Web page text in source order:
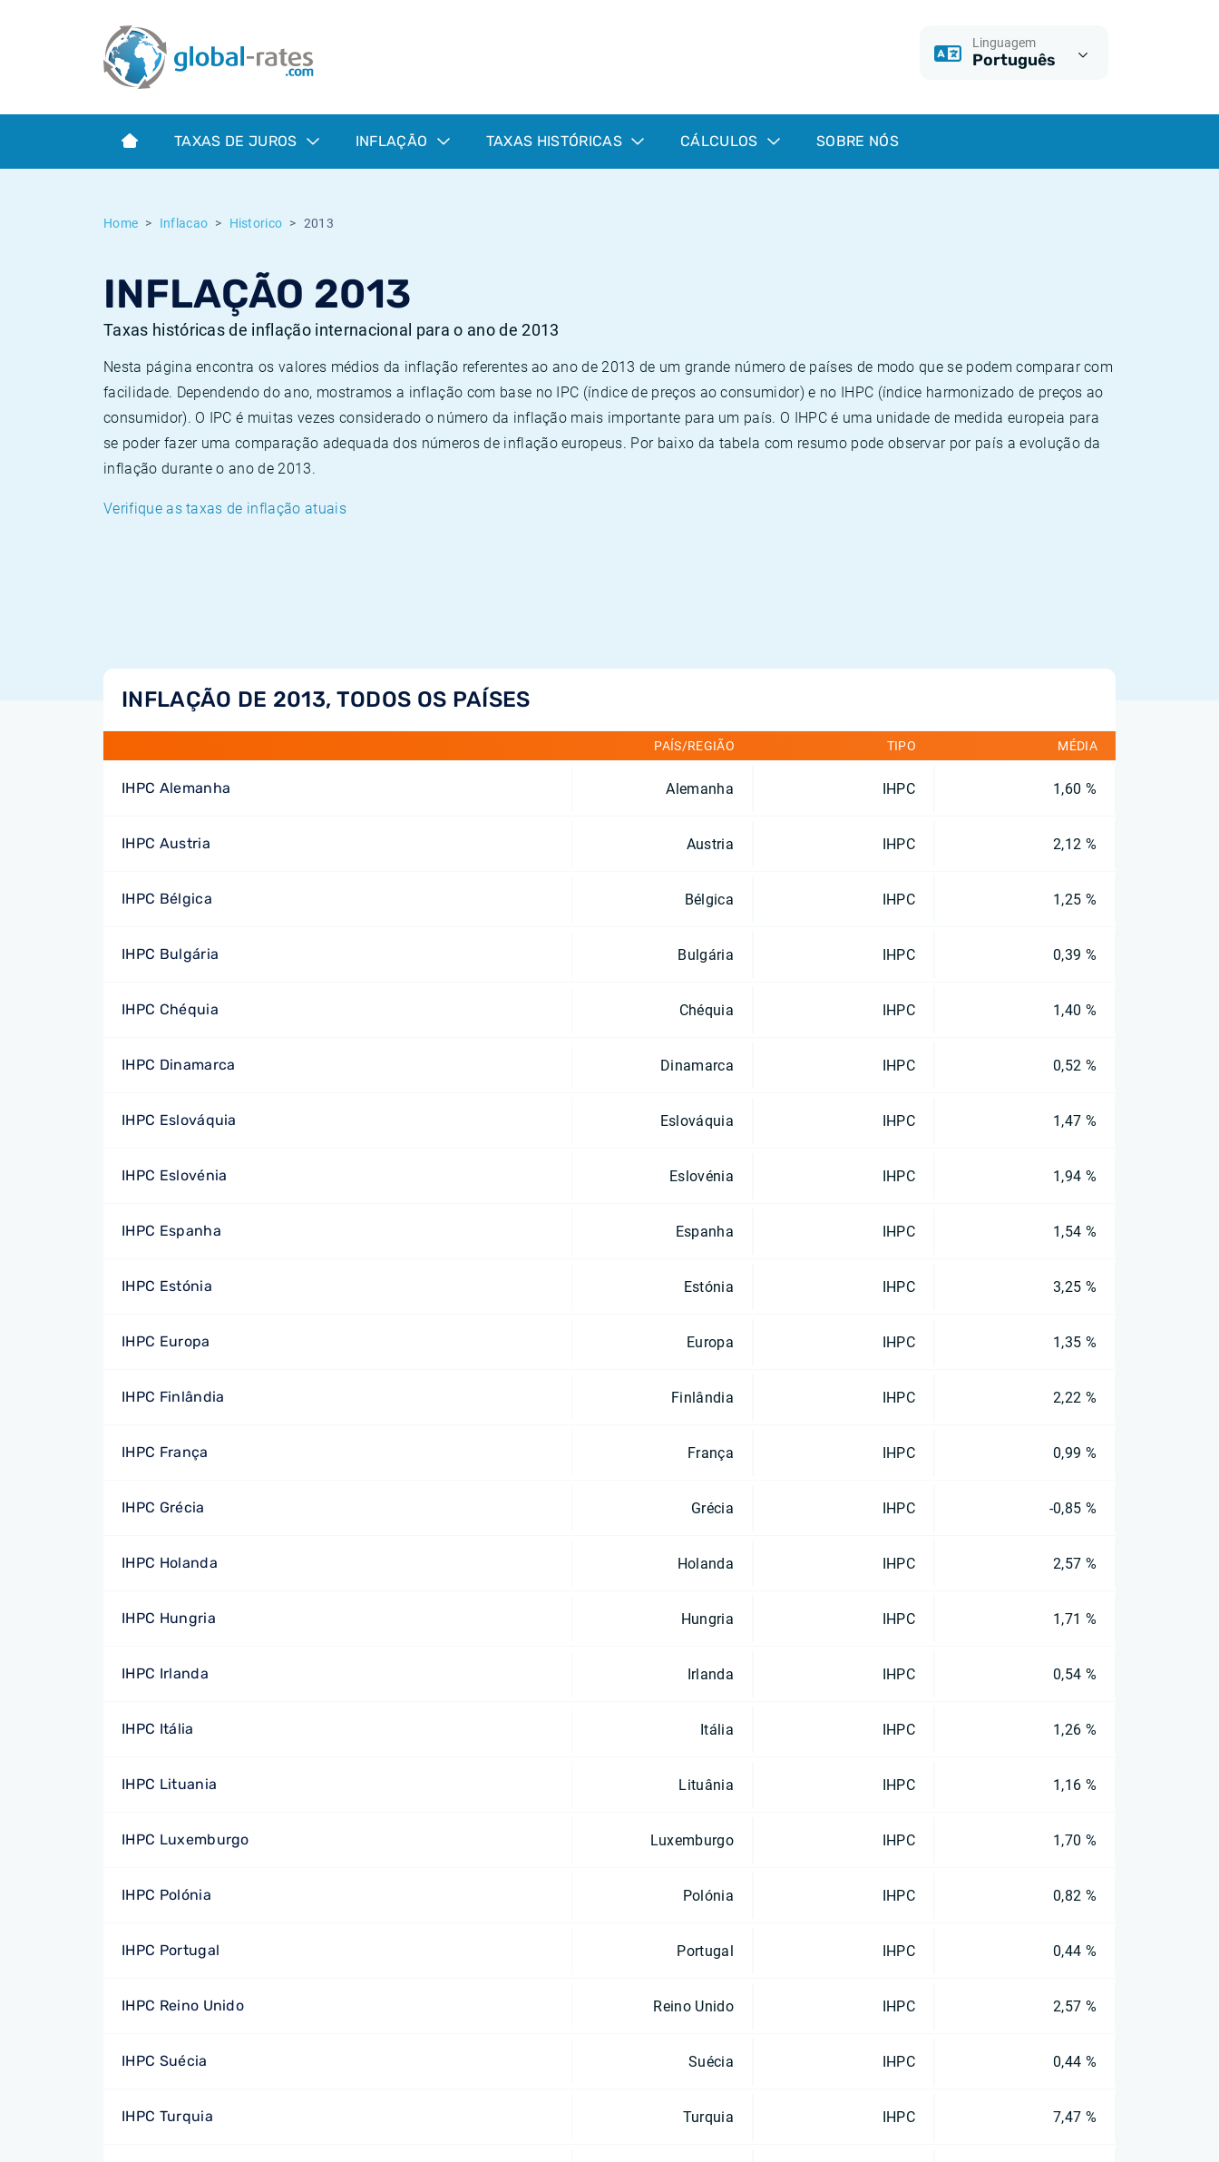
Linguagem
Português
TAXAS DE JUROS INFLAÇÃO TAXAS HISTÓRICAS CÁLCULOS SOBRE NÓS
Home Inflacao Historico 2013
INFLAÇÃO 2013
Taxas históricas de inflação internacional para o ano de 2013
Nesta página encontra os valores médios da inflação referentes ao ano de 2013 de um grande número de países de modo que se podem comparar com
facilidade. Dependendo do ano, mostramos a inflação com base no IPC (índice de preços ao consumidor) e no IHPC (índice harmonizado de preços ao
consumidor). O IPC é muitas vezes considerado o número da inflação mais importante para um país. O IHPC é uma unidade de medida europeia para
se poder fazer uma comparação adequada dos números de inflação europeus. Por baixo da tabela com resumo pode observar por país a evolução da
inflação durante o ano de 2013.
Verifique as taxas de inflação atuais
INFLAÇÃO DE 2013, TODOS OS PAÍSES
PAÍS/REGIÃO TIPO MÉDIA
IHPC Alemanha Alemanha IHPC 1,60 %
IHPC Austria Austria IHPC 2,12 %
IHPC Bélgica Bélgica IHPC 1,25 %
IHPC Bulgária Bulgária IHPC 0,39 %
IHPC Chéquia Chéquia IHPC 1,40 %
IHPC Dinamarca Dinamarca IHPC 0,52 %
IHPC Eslováquia Eslováquia IHPC 1,47 %
IHPC Eslovénia Eslovénia IHPC 1,94 %
IHPC Espanha Espanha IHPC 1,54 %
IHPC Estónia Estónia IHPC 3,25 %
IHPC Europa Europa IHPC 1,35 %
IHPC Finlândia Finlândia IHPC 2,22 %
IHPC França França IHPC 0,99 %
IHPC Grécia Grécia IHPC -0,85 %
IHPC Holanda Holanda IHPC 2,57 %
IHPC Hungria Hungria IHPC 1,71 %
IHPC Irlanda Irlanda IHPC 0,54 %
IHPC Itália Itália IHPC 1,26 %
IHPC Lituania Lituânia IHPC 1,16 %
IHPC Luxemburgo Luxemburgo IHPC 1,70 %
IHPC Polónia Polónia IHPC 0,82 %
IHPC Portugal Portugal IHPC 0,44 %
IHPC Reino Unido Reino Unido IHPC 2,57 %
IHPC Suécia Suécia IHPC 0,44 %
IHPC Turquia Turquia IHPC 7,47 %
Term SOFR
O que é a inflação do IPC?
O que é a inflação do IHPC?
Taxas Euribor históricas
Taxas ESTER históricas
Taxas de inflação históricas
Calculadora de inflação